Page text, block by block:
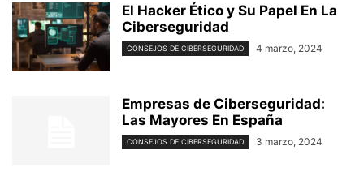
El Hacker Ético y Su Papel En La
Ciberseguridad
CONSEJOS DE CIBERSEGURIDAD 4 marzo, 2024
Empresas de Ciberseguridad:
Las Mayores En España
CONSEJOS DE CIBERSEGURIDAD 3 marzo, 2024